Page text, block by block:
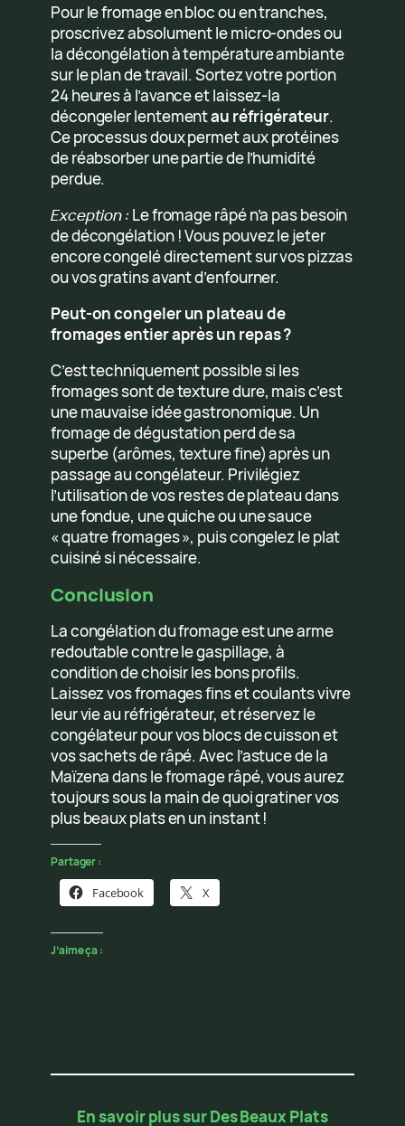
Pour le fromage en bloc ou en tranches,
proscrivez absolument le micro-ondes ou
la décongélation à température ambiante
sur le plan de travail. Sortez votre portion
24 heures à l’avance et laissez-la
décongeler lentementau réfrigérateur.
Ce processus doux permet aux protéines
de réabsorber une partie de l’humidité
perdue.
Exception : Le fromage râpé n’a pas besoin
de décongélation ! Vous pouvez le jeter
encore congelé directement sur vos pizzas
ou vos gratins avant d’enfourner.
Peut-on congeler un plateau de
fromages entier après un repas ?
C’est techniquement possible si les
fromages sont de texture dure, mais c’est
une mauvaise idée gastronomique. Un
fromage de dégustation perd de sa
superbe (arômes, texture fine) après un
passage au congélateur. Privilégiez
l’utilisation de vos restes de plateau dans
une fondue, une quiche ou une sauce
« quatre fromages », puis congelez le plat
cuisiné si nécessaire.
Conclusion
La congélation du fromage est une arme
redoutable contre le gaspillage, à
condition de choisir les bons profils.
Laissez vos fromages fins et coulants vivre
leur vie au réfrigérateur, et réservez le
congélateur pour vos blocs de cuisson et
vos sachets de râpé. Avec l’astuce de la
Maïzena dans le fromage râpé, vous aurez
toujours sous la main de quoi gratiner vos
plus beaux plats en un instant !
Partager :
Facebook X
J’aime ça :
En savoir plus sur Des Beaux Plats